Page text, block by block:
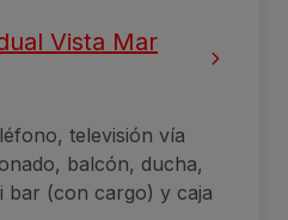
Vista Mar
televisión vía
balcón, ducha,
bar (con cargo) y caja